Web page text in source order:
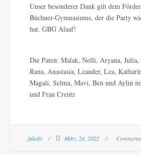
Unser besonderer Dank gilt dem
Büchner-Gymnasiums, der die Party
hat. GBG Alaaf!
Die Paten: Malak, Nelli, Aryana,
Rana, Anastasia, Leander, Lea,
Magali, Selma, Mavi, Ben und Aylin
und Frau Creutz
jakobi März 24, 2022